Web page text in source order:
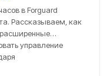
в Forguard
Рассказываем, как
управление